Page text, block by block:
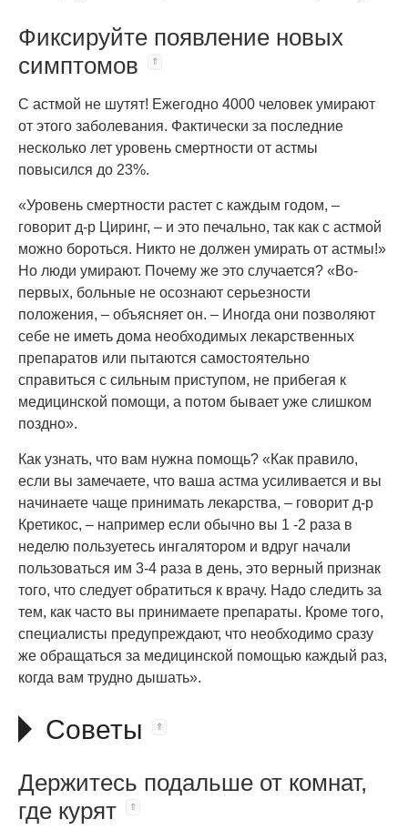
Фиксируйте появление новых
симптомов
С астмой не шутят! Ежегодно 4000 человек умирают
от этого заболевания. Фактически за последние
несколько лет уровень смертности от астмы
повысился до 23%.
«Уровень смертности растет с каждым годом, –
говорит д-р Циринг, – и это печально, так как с астмой
можно бороться. Никто не должен умирать от астмы!»
Но люди умирают. Почему же это случается? «Во-
первых, больные не осознают серьезности
положения, – объясняет он. – Иногда они позволяют
себе не иметь дома необходимых лекарственных
препаратов или пытаются самостоятельно
справиться с сильным приступом, не прибегая к
медицинской помощи, а потом бывает уже слишком
поздно».
Как узнать, что вам нужна помощь? «Как правило,
если вы замечаете, что ваша астма усиливается и вы
начинаете чаще принимать лекарства, – говорит д-р
Кретикос, – например если обычно вы 1 -2 раза в
неделю пользуетесь ингалятором и вдруг начали
пользоваться им 3-4 раза в день, это верный признак
того, что следует обратиться к врачу. Надо следить за
тем, как часто вы принимаете препараты. Кроме того,
специалисты предупреждают, что необходимо сразу
же обращаться за медицинской помощью каждый раз,
когда вам трудно дышать».
Советы
Держитесь подальше от комнат,
где курят